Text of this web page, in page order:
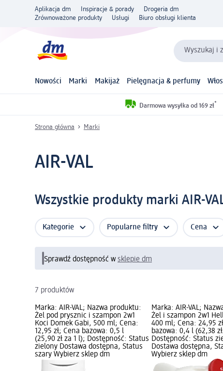
Aplikacja dm Inspiracje & porady
Drogeria dm
Zrównoważone produkty
Usługi Biuro obsługi klienta
Wyszukaj i
Nowości Marki Makijaż Pielęgnacja & perfumy
Darmowa wysyłka od 169 zł*
Strona główna Marki
AIR-VAL
Wszystkie produkty marki AIR-
Kategorie Popularne filtry Cena
Sprawdź dostępność w sklepie dm
7 produktów
Marka: AIR-VAL; Nazwa produktu:
Żel pod prysznic i szampon 2w1
Koci Domek Gabi, 500 ml; Cena:
12,95 zł; Cena bazowa: 0,5 l
(25,90 zł za 1 l); Dostępność: Status
zielony Dostawa dostępna, Status
szary Wybierz sklep dm
Marka: AIR-VAL;
Żel i szampon 2w1
400 ml; Cena: 24,95
bazowa: 0,4 l (62,38
Dostępność: Status
Dostawa dostępna,
Wybierz sklep dm